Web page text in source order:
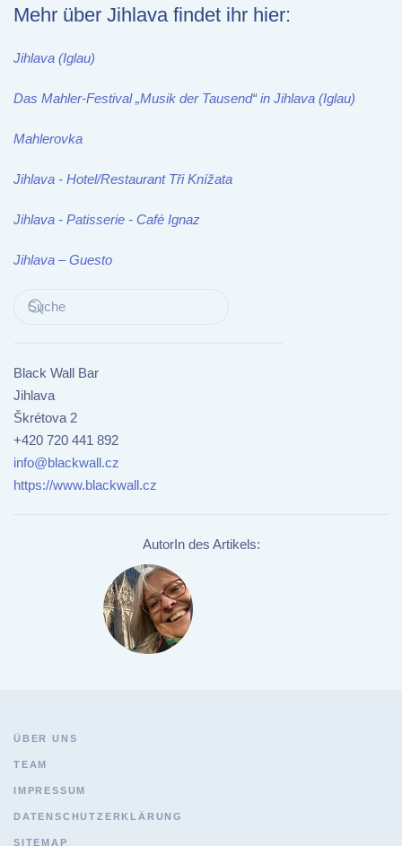
Mehr über Jihlava findet ihr hier:
Jihlava (Iglau)
Das Mahler-Festival „Musik der Tausend“ in Jihlava (Iglau)
Mahlerovka
Jihlava - Hotel/Restaurant Tři Knížata
Jihlava - Patisserie - Café Ignaz
Jihlava – Guesto
Black Wall Bar
Jihlava
Škrétova 2
+420 720 441 892
info@blackwall.cz
https://www.blackwall.cz
AutorIn des Artikels:
ÜBER UNS
TEAM
IMPRESSUM
DATENSCHUTZERKLÄRUNG
SITEMAP